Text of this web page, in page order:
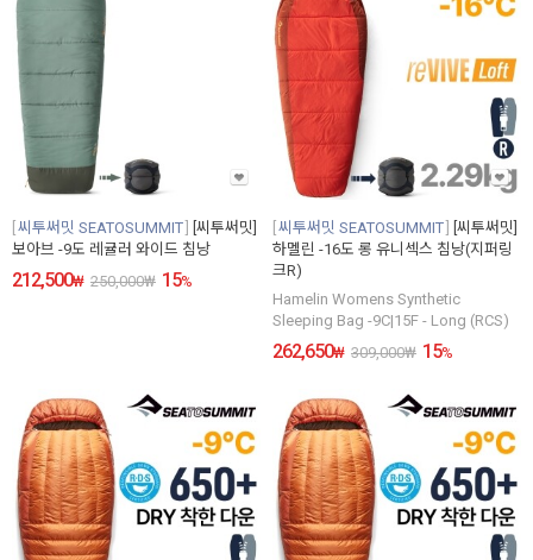
씨투써밋 SEATOSUMMIT
[씨투써밋]
보아브 -9도 레귤러 와이드 침낭
212,500₩ 250,000₩ 15%
씨투써밋 SEATOSUMMIT
[씨투써밋]
하멜린 -16도 롱 유니섹스 침낭(지퍼링
크R)
Hamelin Womens Synthetic
Sleeping Bag -9C|15F - Long (RCS)
262,650₩ 309,000₩ 15%